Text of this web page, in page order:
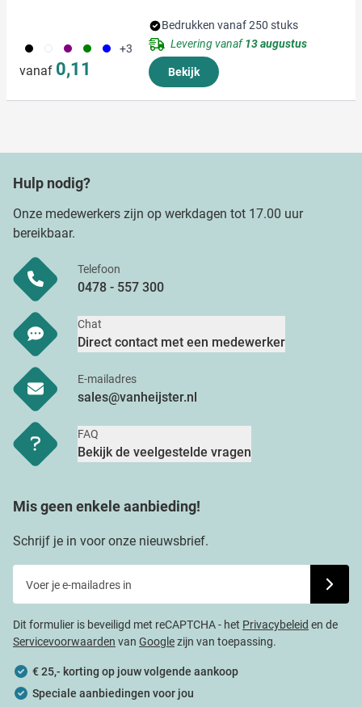
partners kunnen deze gegevens combineren met andere
informatie die u aan ze heeft verstrekt of die ze hebben
verzameld op basis van uw gebruik van hun services.
001 002 024 004 005 +3
vanaf 0,11
Bedrukken vanaf 250 stuks
Levering vanaf13 augustus
Bekijk
Hulp nodig?
Onze medewerkers zijn op werkdagen tot 17.00 uur
bereikbaar.
Telefoon
0478 - 557 300
Chat
Direct contact met een medewerker
E-mailadres
sales@vanheijster.nl
FAQ
Bekijk de veelgestelde vragen
Mis geen enkele aanbieding!
Schrijf je in voor onze nieuwsbrief.
Dit formulier is beveiligd met reCAPTCHA - het Privacybeleid en de
Servicevoorwaarden van Googlezijn van toepassing.
€ 25,- korting op jouw volgende aankoop
Speciale aanbiedingen voor jou